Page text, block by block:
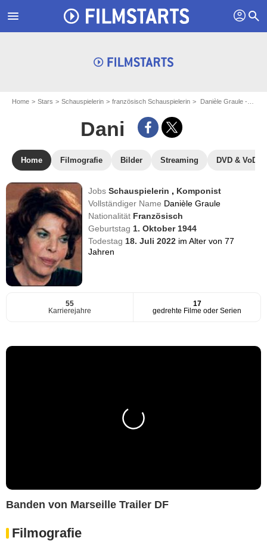
menu profil search
Home Stars Schauspielerin französisch Schauspielerin Danièle Graule - aka : Dani
Dani
Home Filmografie Bilder Streaming DVD & VoD
JobsSchauspielerin , Komponist
Vollständiger Name Danièle Graule
Nationalität Französisch
Geburtstag 1. Oktober 1944
Todestag 18. Juli 2022 im Alter von 77
Jahren
55
Karrierejahre
17
gedrehte Filme oder Serien
Banden von Marseille Trailer DF
Filmografie